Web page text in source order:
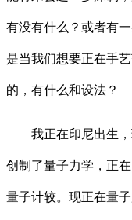
有没有什么？或者有
是当我们想要正在手
的，有什么和设法？
我正在印尼出生，
创制了量子力学，正
量子计较。现正在量